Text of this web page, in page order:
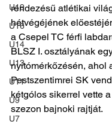
U19
U16
U14
U13
U11
U9
U7
rendezésű atlétikai
hétvégéjének
a Csepel TC férfi
BLSZ I. osztályának
nyitómérkőzésén, ahol
Pestszentimrei SK
kétgólos sikerrel vette
szezon bajnoki rajtját.